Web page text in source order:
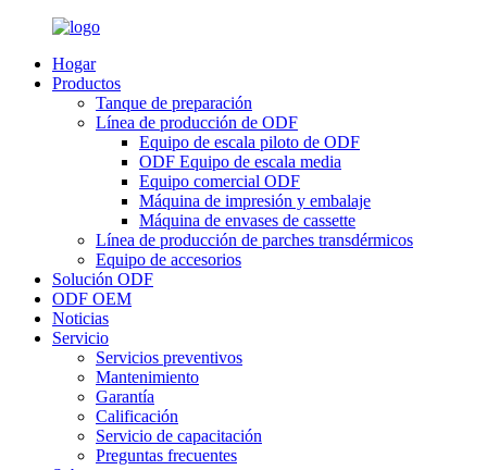
Hogar
Productos
Tanque de preparación
Línea de producción de ODF
Equipo de escala piloto de ODF
ODF Equipo de escala media
Equipo comercial ODF
Máquina de impresión y embalaje
Máquina de envases de cassette
Línea de producción de parches transdérmicos
Equipo de accesorios
Solución ODF
ODF OEM
Noticias
Servicio
Servicios preventivos
Mantenimiento
Garantía
Calificación
Servicio de capacitación
Preguntas frecuentes